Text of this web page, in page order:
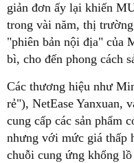
giản đơn ấy lại khiến
trong vài năm, thị
"phiên bản nội địa" của
bì, cho đến phong cách
Các thương hiệu như
rẻ"), NetEase Yanxuan,
cung cấp các sản phẩm
nhưng với mức giá thấp
chuỗi cung ứng khổng